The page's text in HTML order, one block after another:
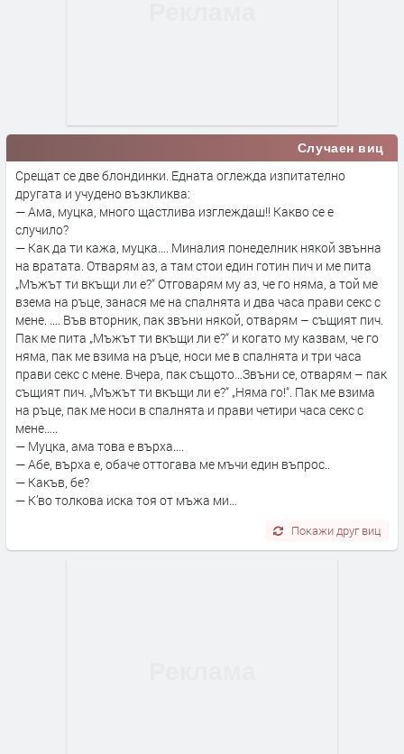
Случаен виц
Срещат се две блондинки. Едната оглежда изпитателно
другата и учудено възкликва:
— Ама, муцка, много щастлива изглеждаш!! Какво се е
случило?
— Как да ти кажа, муцка…. Миналия понеделник някой звънна
на вратата. Отварям аз, а там стои един готин пич и ме пита
„Мъжът ти вкъщи ли е?“ Отговарям му аз, че го няма, а той ме
взема на ръце, занася ме на спалнята и два часа прави секс с
мене. …. Във вторник, пак звъни някой, отварям – същият пич.
Пак ме пита „Мъжът ти вкъщи ли е?“ и когато му казвам, че го
няма, пак ме взима на ръце, носи ме в спалнята и три часа
прави секс с мене. Вчера, пак същото…Звъни се, отварям – пак
същият пич. „Мъжът ти вкъщи ли е?“ „Няма го!“. Пак ме взима
на ръце, пак ме носи в спалнята и прави четири часа секс с
мене…..
— Муцка, ама това е върха….
— Абе, върха е, обаче оттогава ме мъчи един въпрос..
— Какъв, бе?
— К’во толкова иска тоя от мъжа ми…
Покажи друг виц